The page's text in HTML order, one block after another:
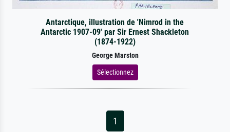
Antarctique, illustration de 'Nimrod in the
Antarctic 1907-09' par Sir Ernest Shackleton
(1874-1922)
George Marston
Sélectionnez
1